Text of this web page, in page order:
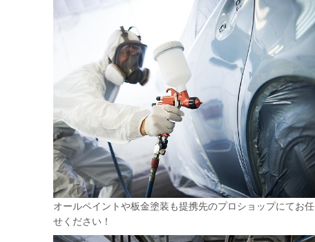
オールペイントや板金塗装も提携先のプロショップにてお任
せください！